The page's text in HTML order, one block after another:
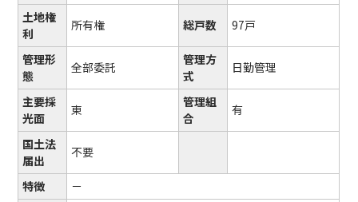
土地権
利
所有権 総戸数 97戸
管理形
態
全部委託
管理方
式
日勤管理
主要採
光面
東
管理組
合
有
国土法
届出
不要
特徴 －